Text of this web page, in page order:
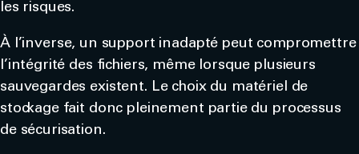
les risques.
À l’inverse, un support inadapté peut compromettre
l’intégrité des fichiers, même lorsque plusieurs
sauvegardes existent. Le choix du matériel de
stockage fait donc pleinement partie du processus
de sécurisation.